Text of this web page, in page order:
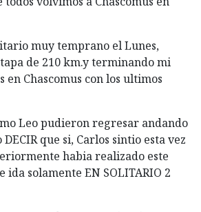
muy temprano el Lunes,
de 210 km.y terminando mi
en Chascomus con los ultimos
Leo pudieron regresar andando
que si, Carlos sintio esta vez
habia realizado este
solamente EN SOLITARIO 2